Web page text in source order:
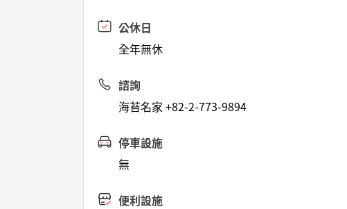
公休日
全年無休
諮詢
海苔名家 +82-2-773-9894
停車設施
無
便利設施